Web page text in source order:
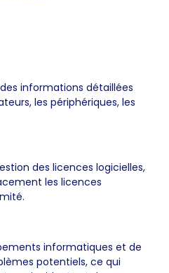
informations détaillées
les périphériques, les
des licences logicielles,
les licences
informatiques et de
potentiels, ce qui